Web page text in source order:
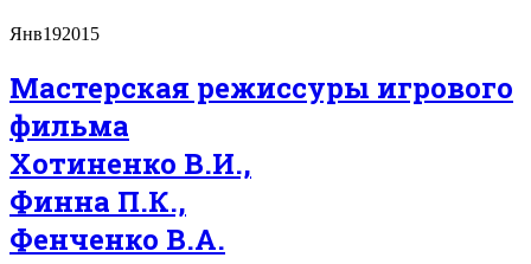
Янв192015
Мастерская режиссуры игрового
фильма
Хотиненко В.И.,
Финна П.К.,
Фенченко В.А.